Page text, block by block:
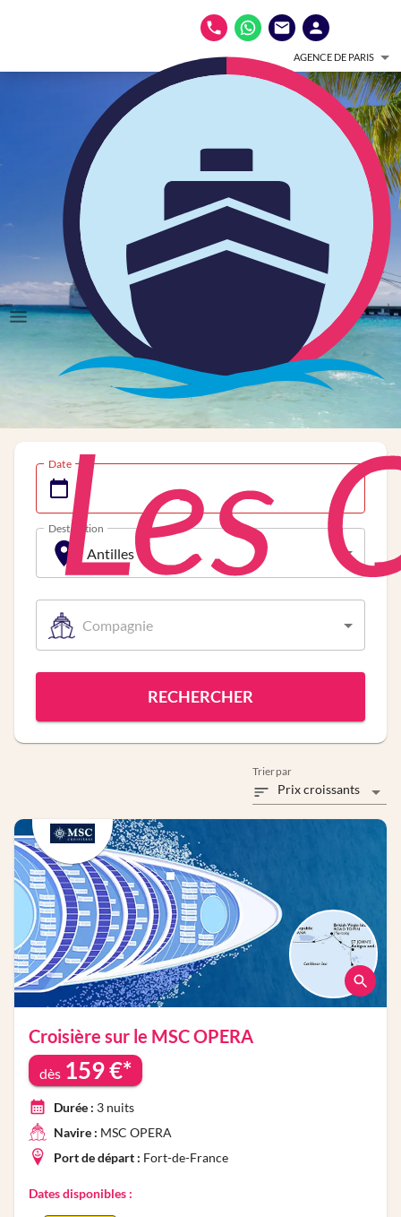
AGENCE DE PARIS
Nos croisières aux
Antilles
Date
Destination
Antilles
Compagnie
RECHERCHER
Trier par
Prix croissants
Croisière sur le MSC OPERA
dès 159€*
Durée : 3 nuits
Navire : MSC OPERA
Port de départ : Fort-de-France
Dates disponibles :